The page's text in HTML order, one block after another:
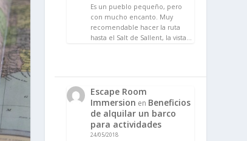
Es un pueblo pequeño, pero
con mucho encanto. Muy
recomendable hacer la ruta
hasta el Salt de Sallent, la vista…
Escape Room
Immersion en Beneficios
de alquilar un barco
para actividades
24/05/2018